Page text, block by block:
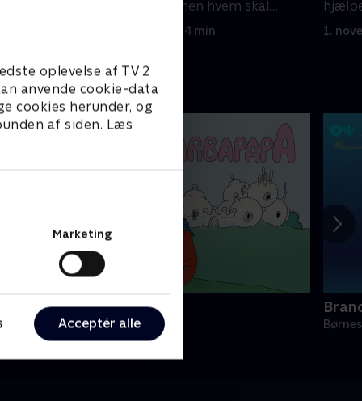
oplevelse af TV 2
anvende cookie-data
cookies herunder, og
af siden. Læs
Marketing
Acceptér alle
gerne have den, men hvem skal
1. november 2022 • 4 min
alle i
1.
Barbapapa
• 1 sæsoner